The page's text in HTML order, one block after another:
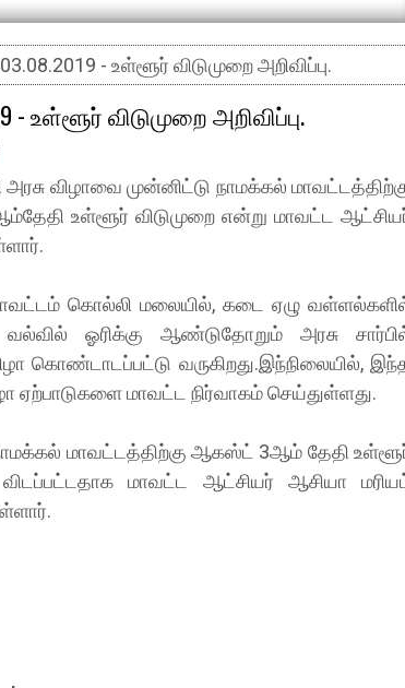
03.08.2019 - உள்ளூர் விடுமுறை அறிவிப்பு.
- உள்ளூர் விடுமுறை அறிவிப்பு.
அரசு விழாவை முன்னிட்டு நாமக்கல்
உள்ளூர் விடுமுறை என்று மாவட்ட
கொல்லி மலையில், கடை ஏழு
ஓரிக்கு ஆண்டுதோறும் அரசு
கொண்டாடப்பட்டு வருகிறது.இந்நிலையில்,
ஏற்பாடுகளை மாவட்ட நிர்வாகம் செய்துள்ளது.
மாவட்டத்திற்கு ஆகஸ்ட் 3ஆம் தேதி
விடப்பட்டதாக மாவட்ட ஆட்சியர் ஆசியா